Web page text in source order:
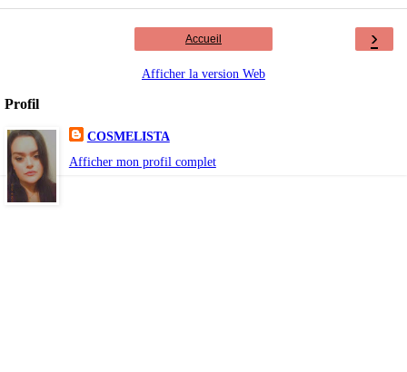
›
Accueil
Afficher la version Web
Profil
COSMELISTA
Afficher mon profil complet